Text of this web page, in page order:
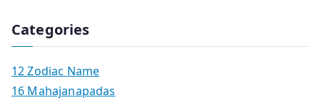
Categories
12 Zodiac Name
16 Mahajanapadas